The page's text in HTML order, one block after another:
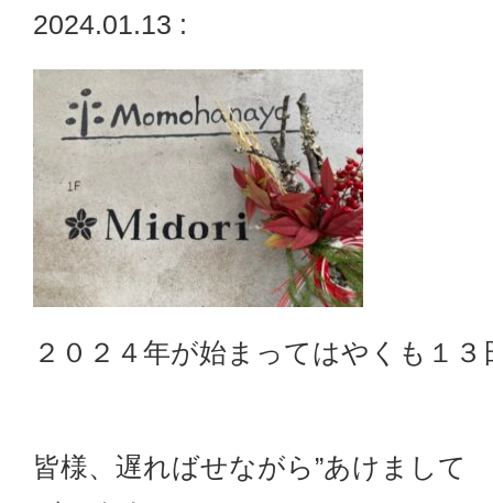
2024.01.13 :
２０２４年が始まってはやくも１３
皆様、遅ればせながら”あけまし